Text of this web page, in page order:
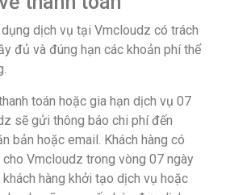
dịch vụ tại Vmcloudz có trách
đủ và đúng hạn các khoản phí thể
toán hoặc gia hạn dịch vụ 07
sẽ gửi thông báo chi phí đến
bản hoặc email. Khách hàng có
cho Vmcloudz trong vòng 07 ngày
hàng khởi tạo dịch vụ hoặc